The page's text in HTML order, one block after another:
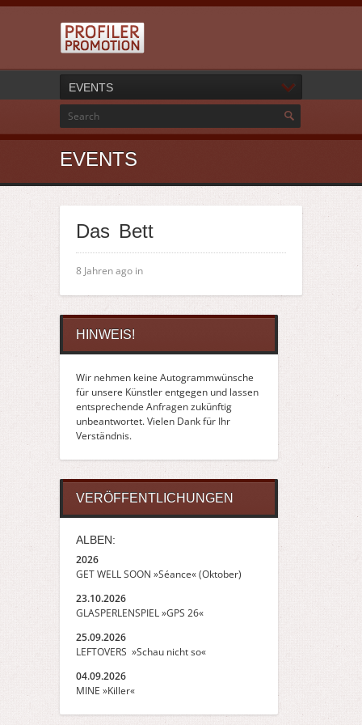
EVENTS
EVENTS
Das Bett
8 Jahren ago in
HINWEIS!
Wir nehmen keine Autogrammwünsche
für unsere Künstler entgegen und lassen
entsprechende Anfragen zukünftig
unbeantwortet. Vielen Dank für Ihr
Verständnis.
VERÖFFENTLICHUNGEN
ALBEN:
2026
GET WELL SOON »Séance« (Oktober)
23.10.2026
GLASPERLENSPIEL »GPS 26«
25.09.2026
LEFTOVERS »Schau nicht so«
04.09.2026
MINE »Killer«